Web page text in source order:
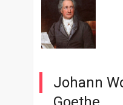
Johann